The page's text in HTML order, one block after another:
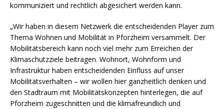
kommuniziert und rechtlich abgesichert werden kann.
„Wir haben in diesem Netzwerk die entscheidenden Player zum
Thema Wohnen und Mobilität in Pforzheim versammelt. Der
Mobilitätsbereich kann noch viel mehr zum Erreichen der
Klimaschutzziele beitragen. Wohnort, Wohnform und
Infrastruktur haben entscheidenden Einfluss auf unser
Mobilitätsverhalten – wir wollen hier ganzheitlich denken und
den Stadtraum mit Mobilitätskonzepten hinterlegen, die auf
Pforzheim zugeschnitten und die klimafreundlich und